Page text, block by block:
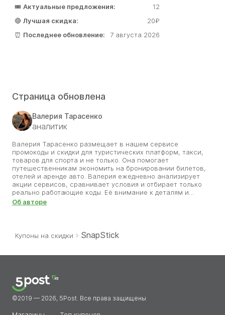
🎟️ Актуальные предложения:
12
🔴 Лучшая скидка:
20₽
⏰ Последнее обновление: 7 августа 2026
Страница обновлена
Валерия Тарасенко
аналитик
Валерия Тарасенко размещает в нашем сервисе
промокоды и скидки для туристических платформ, такси,
товаров для спорта и не только. Она помогает
путешественникам экономить на бронировании билетов,
отелей и аренде авто. Валерия ежедневно анализирует
акции сервисов, сравнивает условия и отбирает только
реально работающие коды. Её внимание к деталям и
любовь к путешествиям позволяют находить самые
скидки. Валерия уверена, что с правильным промокодом
мечта о путешествии становится ближе.
Об авторе
Купоны на скидки SnapStick
©2019 — 2026, 5Post. Все права защищены